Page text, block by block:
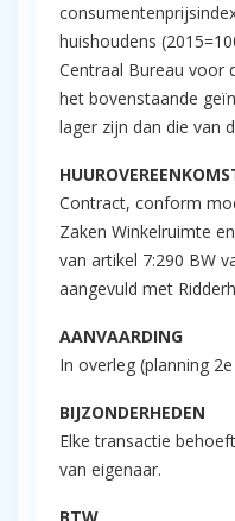
huishoudens
Centraal Bureau voor
het bovenstaande
lager zijn dan die van
Contract, conform
Zaken Winkelruimte
van artikel 7:290 BW
aangevuld met
AANVAARDING
In overleg (planning
BIJZONDERHEDEN
Elke transactie
van eigenaar.